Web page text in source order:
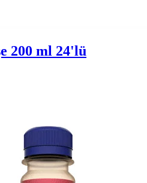
200 ml 24'lü